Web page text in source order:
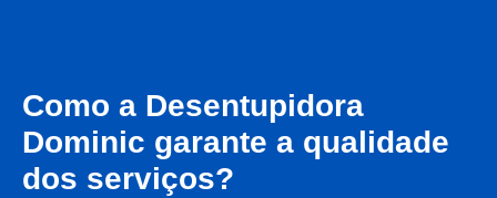
Como a Desentupidora
Dominic garante a qualidade
dos serviços?